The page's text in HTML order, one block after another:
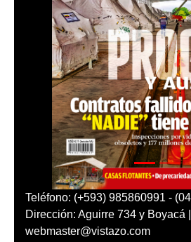
Teléfono: (+593) 985860991 -
Dirección: Aguirre 734 y Boyacá
webmaster@vistazo.com